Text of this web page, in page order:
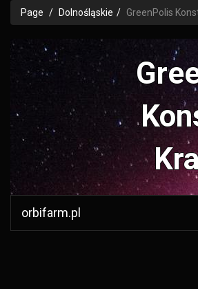
Page Dolnośląskie GreenPolis
orbifarm.pl